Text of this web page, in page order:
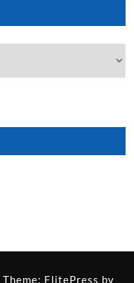
Theme: ElitePress by